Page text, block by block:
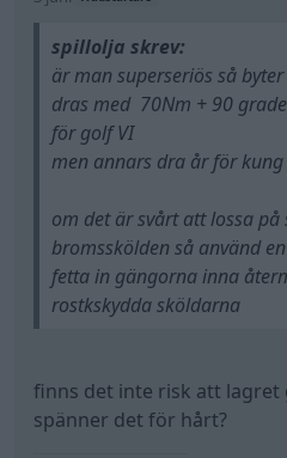
spillolja skrev:
är man superseriös så
dras med 70Nm + 90
för golf VI
men annars dra år för
om det är svårt att lossa
bromsskölden så använd
fetta in gängorna inna
rostkskydda sköldarna
finns det inte risk att lagret
spänner det för hårt?